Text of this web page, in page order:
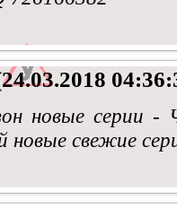
новые серии
новые свежие